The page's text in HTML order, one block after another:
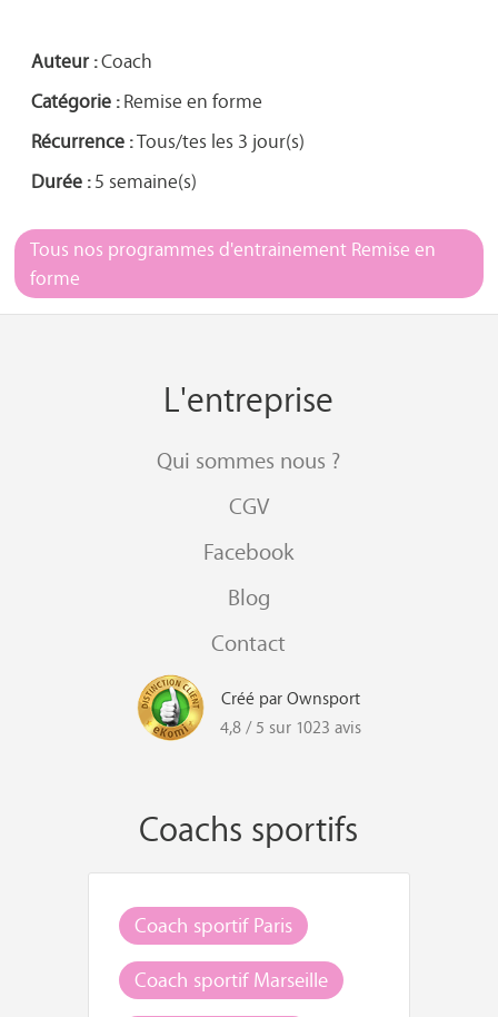
Auteur :Coach
Catégorie :Remise en forme
Récurrence :Tous/tes les 3 jour(s)
Durée :5 semaine(s)
Tous nos programmes d'entrainement Remise en
forme
L'entreprise
Qui sommes nous ?
CGV
Facebook
Blog
Contact
Créé par Ownsport
4,8 / 5 sur 1023 avis
Coachs sportifs
Coach sportif Paris
Coach sportif Marseille